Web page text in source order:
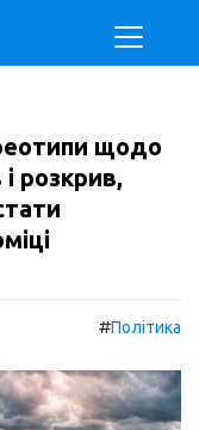
щодо
розкрив,
#Політика